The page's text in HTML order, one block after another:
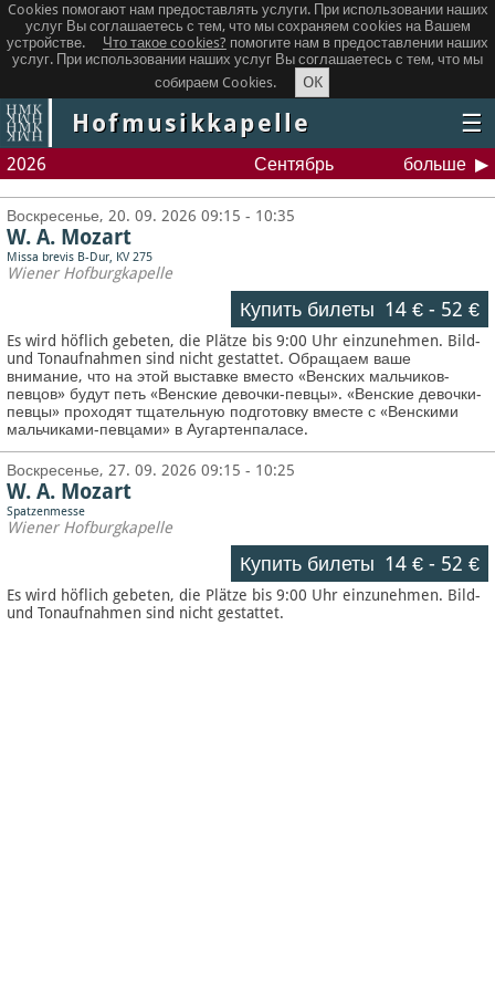
Cookies помогают нам предоставлять услуги. При использовании наших
услуг Вы соглашаетесь с тем, что мы сохраняем сookies на Вашем
устройстве.
Что такое сookies? помогите нам в предоставлении наших
услуг. При использовании наших услуг Вы соглашаетесь с тем, что мы
собираем Cookies.
OK
Hofmusikkapelle ☰
2026 Сентябрь больше
Воскресенье, 20. 09. 2026 09:15 - 10:35
W. A. Mozart
Missa brevis B-Dur, KV 275
Wiener Hofburgkapelle
Купить билеты 14 €- 52 €
Es wird höflich gebeten, die Plätze bis 9:00 Uhr einzunehmen. Bild-
und Tonaufnahmen sind nicht gestattet.Обращаем ваше
внимание, что на этой выставке вместо «Венских мальчиков-
певцов» будут петь «Венские девочки-певцы». «Венские девочки-
певцы» проходят тщательную подготовку вместе с «Венскими
мальчиками-певцами» в Аугартенпаласе.
Воскресенье, 27. 09. 2026 09:15 - 10:25
W. A. Mozart
Spatzenmesse
Wiener Hofburgkapelle
Купить билеты 14 €- 52 €
Es wird höflich gebeten, die Plätze bis 9:00 Uhr einzunehmen. Bild-
und Tonaufnahmen sind nicht gestattet.